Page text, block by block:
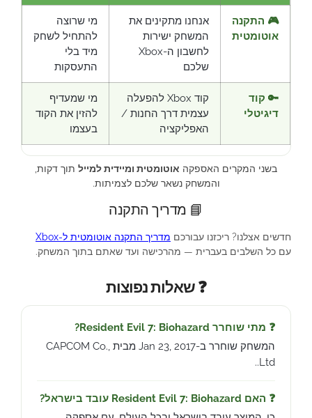
🎮 התקנה
אוטומטית
אנחנו מתקינים את
המשחק ישירות
לחשבון ה-Xbox
שלכם
מי שרוצה
להתחיל לשחק
מיד בלי
התעסקות
🔑 קוד
דיגיטלי
קוד Xbox להפעלה
עצמית דרך החנות /
האפליקציה
מי שמעדיף
להזין את הקוד
בעצמו
בשני המקרים האספקה אוטומטית ומיידית למייל תוך דקות,
והמשחק נשאר שלכם לצמיתות.
📘 מדריך התקנה
חדשים אצלנו? ריכזנו עבורכם מדריך התקנה אוטומטית ל-Xbox
עם כל השלבים בעברית — מהרכישה ועד שאתם בתוך המשחק.
❓ שאלות נפוצות
❓ מתי שוחרר Resident Evil 7: Biohazard?
המשחק שוחרר ב-Jan 23, 2017 מבית CAPCOM Co.,
Ltd..
❓ האם Resident Evil 7: Biohazard עובד בישראל?